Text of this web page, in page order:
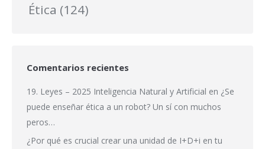
Ética (124)
Comentarios recientes
19. Leyes – 2025 Inteligencia Natural y Artificial en ¿Se
puede enseñar ética a un robot? Un sí con muchos
peros…
¿Por qué es crucial crear una unidad de I+D+i en tu